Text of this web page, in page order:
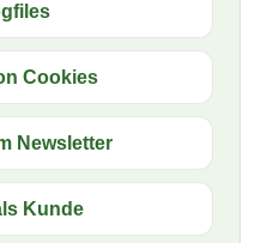
Cookies
Newsletter
Kunde